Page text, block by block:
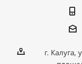
г. Калуга,